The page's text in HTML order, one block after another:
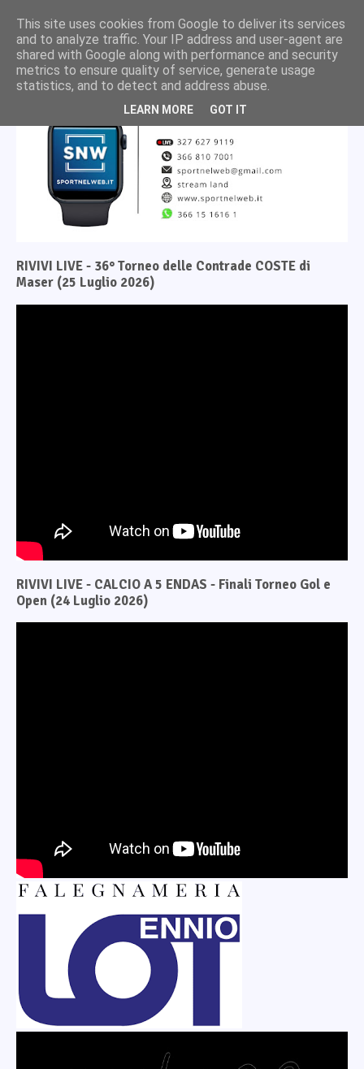
RIVIVI LIVE - 36° Torneo delle Contrade COSTE di
Maser (25 Luglio 2026)
RIVIVI LIVE - CALCIO A 5 ENDAS - Finali Torneo Gol e
Open (24 Luglio 2026)
This site uses cookies from Google to deliver its services
and to analyze traffic. Your IP address and user-agent are
shared with Google along with performance and security
metrics to ensure quality of service, generate usage
statistics, and to detect and address abuse.
LEARN MORE GOT IT